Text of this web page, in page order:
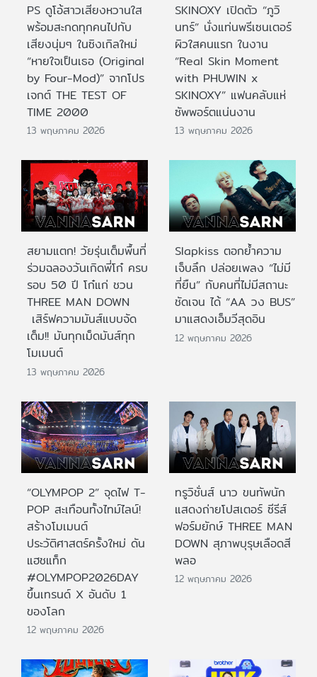
PS ดูโอ้สาวเสียงหวานใส
พร้อมสะกดทุกคนไปกับ
เสียงนุ่มๆ ในซิงเกิลใหม่
“หายใจเป็นเธอ (Original
by Four-Mod)” จากโปร
เจกต์ THE TEST OF
TIME 2000
13 พฤษภาคม 2026
SKINOXY เปิดตัว “ภูวิ
นทร์” นั่งแท่นพรีเซนเตอร์
ผิวใสคนแรก ในงาน
“Real Skin Moment
with PHUWIN x
SKINOXY” แฟนคลับแห่
ซัพพอร์ตแน่นงาน
13 พฤษภาคม 2026
สยามแตก! วัยรุ่นเต็มพื้นที่
ร่วมฉลองวันเกิดพี่โก๋ ครบ
รอบ 50 ปี โก๋แก่ ชวน
THREE MAN DOWN
เสิร์ฟความมันส์แบบจัด
เต็ม!! มันทุกเม็ดมันส์ทุก
โมเมนต์
13 พฤษภาคม 2026
Slapkiss ตอกย้ำความ
เจ็บลึก ปล่อยเพลง “ไม่มี
ที่ยืน” กับคนที่ไม่มีสถานะ
ชัดเจน ได้ “AA วง BUS”
มาแสดงเอ็มวีสุดอิน
12 พฤษภาคม 2026
“OLYMPOP 2” จุดไฟ T-
POP สะเทือนทั้งไทม์ไลน์!
สร้างโมเมนต์
ประวัติศาสตร์ครั้งใหม่ ดัน
แฮชแท็ก
#OLYMPOP2026DAY
ขึ้นเทรนด์ X อันดับ 1
ของโลก
12 พฤษภาคม 2026
ทรูวิชั่นส์ นาว ขนทัพนัก
แสดงถ่ายโปสเตอร์ ซีรีส์
ฟอร์มยักษ์ THREE MAN
DOWN สุภาพบุรุษเลือดสี
พลอ
12 พฤษภาคม 2026